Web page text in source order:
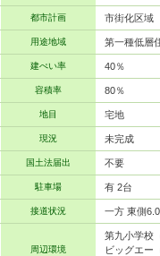
都市計画 市街化区域
用途地域 第一種低層
建ぺい率 40％
容積率 80％
地目 宅地
現況 未完成
国土法届出 不要
駐車場 有 2台
接道状況 一方 東側
周辺環境
第九小学校
ビッグエー